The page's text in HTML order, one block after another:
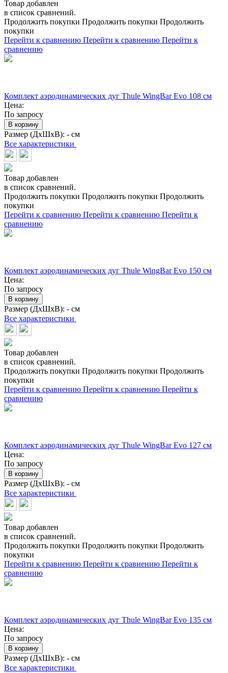
Товар добавлен
в список сравнений.
Продолжить покупки Продолжить покупки Продолжить
покупки
Перейти к сравнению Перейти к сравнению Перейти к
сравнению
Комплект аэродинамических дуг Thule WingBar Evo 108 см
Цена:
По запросу
В корзину
Размер (ДхШхВ): - см
Все характеристики
Товар добавлен
в список сравнений.
Продолжить покупки Продолжить покупки Продолжить
покупки
Перейти к сравнению Перейти к сравнению Перейти к
сравнению
Комплект аэродинамических дуг Thule WingBar Evo 150 см
Цена:
По запросу
В корзину
Размер (ДхШхВ): - см
Все характеристики
Товар добавлен
в список сравнений.
Продолжить покупки Продолжить покупки Продолжить
покупки
Перейти к сравнению Перейти к сравнению Перейти к
сравнению
Комплект аэродинамических дуг Thule WingBar Evo 127 см
Цена:
По запросу
В корзину
Размер (ДхШхВ): - см
Все характеристики
Товар добавлен
в список сравнений.
Продолжить покупки Продолжить покупки Продолжить
покупки
Перейти к сравнению Перейти к сравнению Перейти к
сравнению
Комплект аэродинамических дуг Thule WingBar Evo 135 см
Цена:
По запросу
В корзину
Размер (ДхШхВ): - см
Все характеристики